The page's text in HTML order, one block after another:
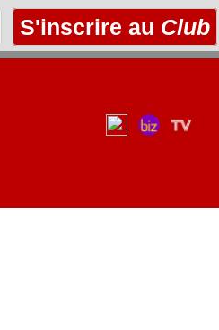
S'inscrire au Club